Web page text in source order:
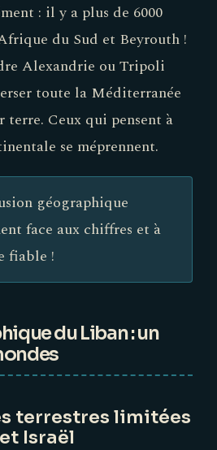
: il y a plus de 6000
du Sud et Beyrouth !
Alexandrie ou Tripoli
toute la Méditerranée
terre. Ceux qui pensent à
se méprennent.
géographique
face aux chiffres et à
fiable !
du Liban : un
terrestres limitées
Israël